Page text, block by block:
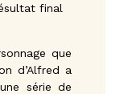
final
que
d’Alfred a
série de